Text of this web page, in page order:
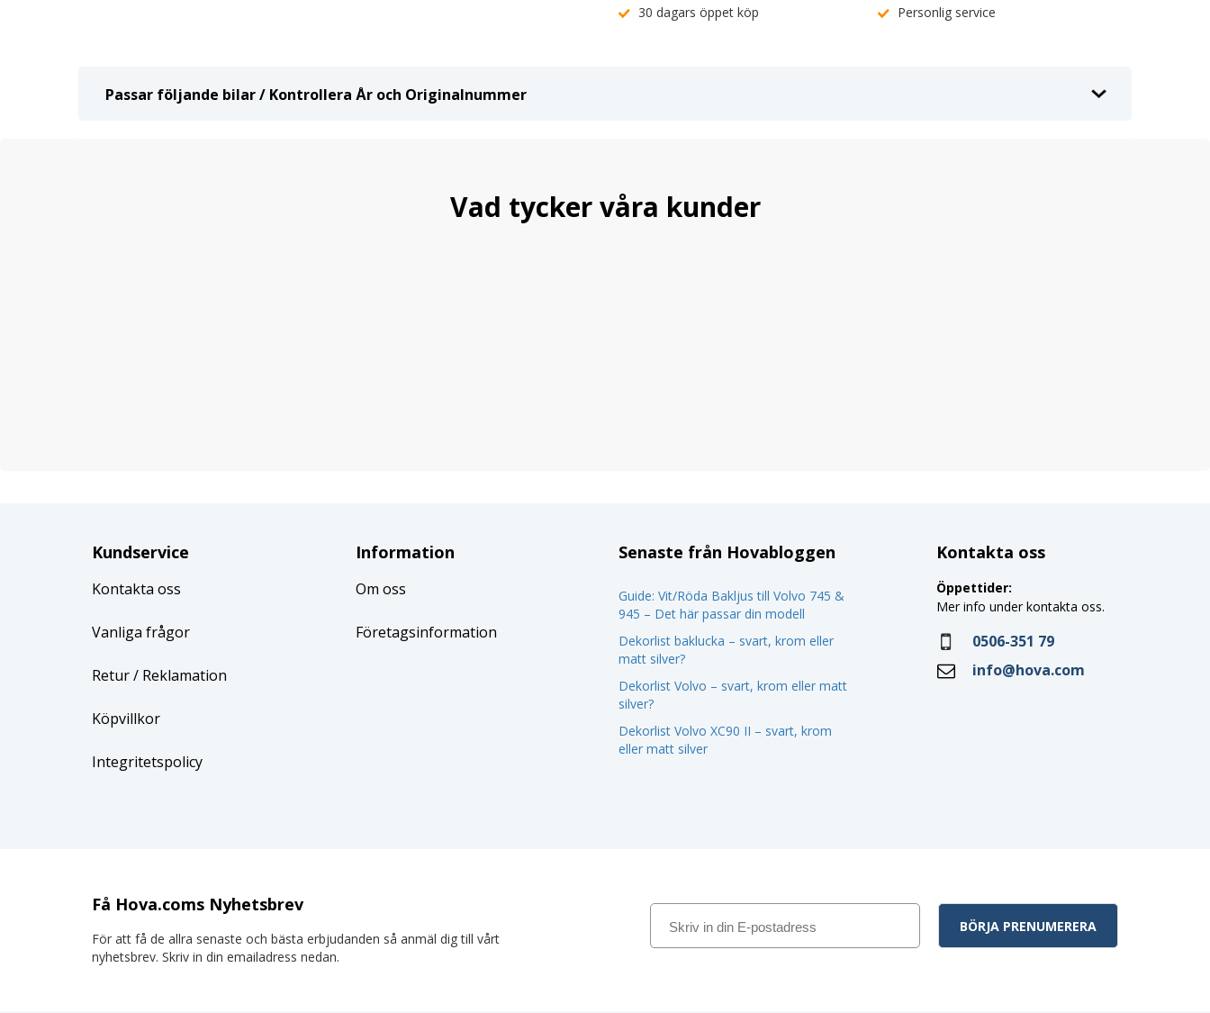
30 dagars öppet köp
Personlig service
Passar följande bilar / Kontrollera År och Originalnummer
Vad tycker våra kunder
Kundservice
Kontakta oss
Vanliga frågor
Retur/ Reklamation
Köpvillkor
Integritetspolicy
Information
Om oss
Företagsinformation
Senaste från Hovabloggen
Guide: Vit/Röda Bakljus till Volvo 745 &
945 – Det här passar din modell
Dekorlist baklucka – svart, krom eller
matt silver?
Dekorlist Volvo – svart, krom eller matt
silver?
Dekorlist Volvo XC90 II – svart, krom
eller matt silver
Kontakta oss
Öppettider:
Mer info under kontakta oss.
0506-351 79
info@hova.com
Få Hova.coms Nyhetsbrev
För att få de allra senaste och bästa erbjudanden så anmäl dig till vårt
nyhetsbrev. Skriv in din emailadress nedan.